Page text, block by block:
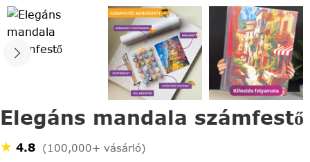
Elegáns mandala számfestő
★ 4.8 (100,000+ vásárló)